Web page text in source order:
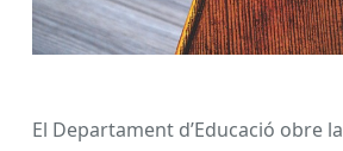
El Departament d’Educació obre la